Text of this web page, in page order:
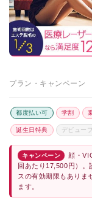
プラン・キャンペーン
都度払い可 学割
誕生日特典 デビュー
キャンペーン
顔・
回あたり17,500円）。
スの有効期限もありま
ます。